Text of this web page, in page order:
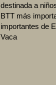
destinada a
BTT más
importantes de
Vaca